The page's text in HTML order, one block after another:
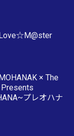
Love☆M@ster
× The
プレオハナ